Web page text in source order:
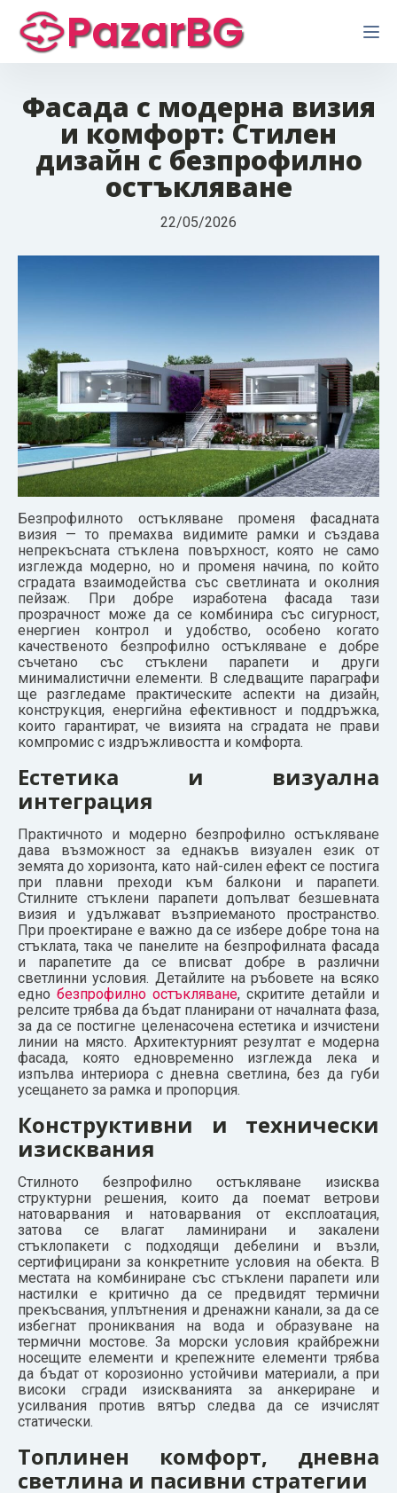
PazarBG
Фасада с модерна визия
и комфорт: Стилен
дизайн с безпрофилно
остъкляване
22/05/2026
Безпрофилното остъкляване променя фасадната
визия — то премахва видимите рамки и създава
непрекъсната стъклена повърхност, която не само
изглежда модерно, но и променя начина, по който
сградата взаимодейства със светлината и околния
пейзаж. При добре изработена фасада тази
прозрачност може да се комбинира със сигурност,
енергиен контрол и удобство, особено когато
качественото безпрофилно остъкляване е добре
съчетано със стъклени парапети и други
минималистични елементи. В следващите параграфи
ще разгледаме практическите аспекти на дизайн,
конструкция, енергийна ефективност и поддръжка,
които гарантират, че визията на сградата не прави
компромис с издръжливостта и комфорта.
Естетика и визуална
интеграция
Практичното и модерно безпрофилно остъкляване
дава възможност за еднакъв визуален език от
земята до хоризонта, като най-силен ефект се постига
при плавни преходи към балкони и парапети.
Стилните стъклени парапети допълват безшевната
визия и удължават възприеманото пространство.
При проектиране е важно да се избере добре тона на
стъклата, така че панелите на безпрофилната фасада
и парапетите да се вписват добре в различни
светлинни условия. Детайлите на ръбовете на всяко
едно безпрофилно остъкляване, скритите детайли и
релсите трябва да бъдат планирани от началната фаза,
за да се постигне целенасочена естетика и изчистени
линии на място. Архитектурният резултат е модерна
фасада, която едновременно изглежда лека и
изпълва интериора с дневна светлина, без да губи
усещането за рамка и пропорция.
Конструктивни и технически
изисквания
Стилното безпрофилно остъкляване изисква
структурни решения, които да поемат ветрови
натоварвания и натоварвания от експлоатация,
затова се влагат ламинирани и закалени
стъклопакети с подходящи дебелини и възли,
сертифицирани за конкретните условия на обекта. В
местата на комбиниране със стъклени парапети или
настилки е критично да се предвидят термични
прекъсвания, уплътнения и дренажни канали, за да се
избегнат прониквания на вода и образуване на
термични мостове. За морски условия крайбрежни
носещите елементи и крепежните елементи трябва
да бъдат от корозионно устойчиви материали, а при
високи сгради изискванията за анкериране и
усилвания против вятър следва да се изчислят
статически.
Топлинен комфорт, дневна
светлина и пасивни стратегии